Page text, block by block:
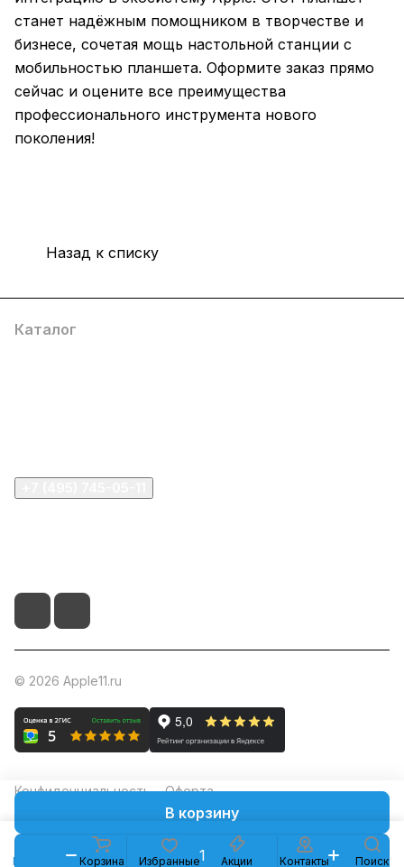
В корзину
станет надёжным помощником в творчестве и
бизнесе, сочетая мощь настольной станции с
мобильностью планшета. Оформите заказ прямо
сейчас и оцените все преимущества
профессионального инструмента нового
поколения!
Назад к списку
Каталог Корзина Избранные Акции Контакты Поиск
Каталог
© 2026 Apple11.ru
Конфиденциальность Оферта